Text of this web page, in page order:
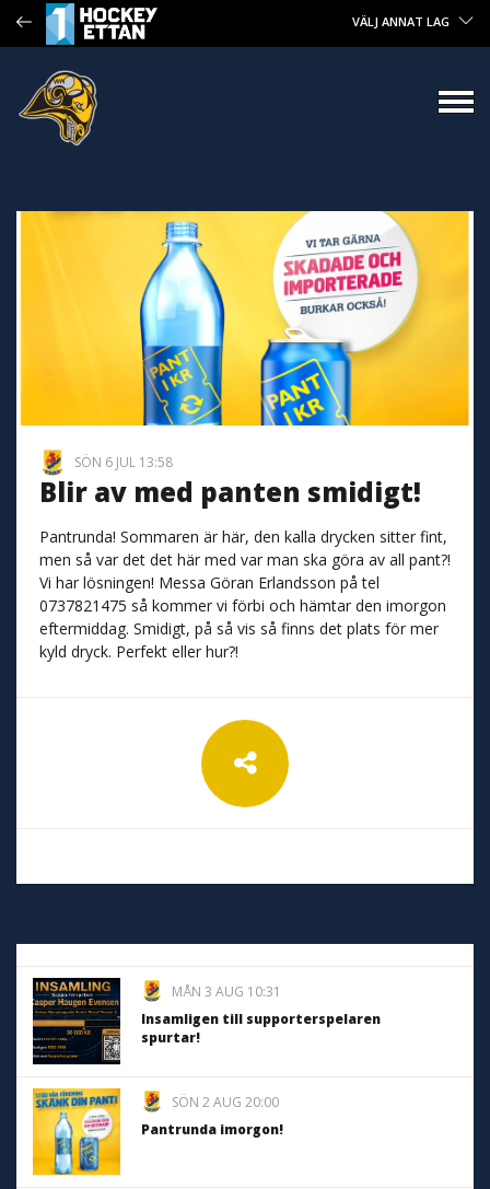
VÄLJ ANNAT LAG
SÖN 6 JUL 13:58
Blir av med panten smidigt!
Pantrunda! Sommaren är här, den kalla drycken sitter fint,
men så var det det här med var man ska göra av all pant?!
Vi har lösningen! Messa Göran Erlandsson på tel
0737821475 så kommer vi förbi och hämtar den imorgon
eftermiddag. Smidigt, på så vis så finns det plats för mer
kyld dryck. Perfekt eller hur?!
MÅN 3 AUG 10:31
Insamligen till supporterspelaren
spurtar!
SÖN 2 AUG 20:00
Pantrunda imorgon!